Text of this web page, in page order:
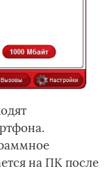
на ПК после